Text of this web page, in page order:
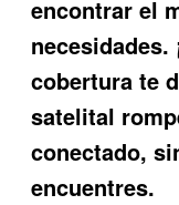
encontrar el
necesidades.
cobertura te
satelital
conectado,
encuentres.